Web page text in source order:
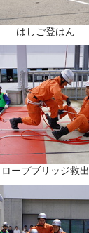
はしご登はん
ロープブリッジ救出